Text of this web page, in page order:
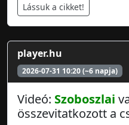
Lássuk a cikket!
player.hu
2026-07-31 10:20 (~6 napja)
Videó: Szoboszlai
összevitatkozott a